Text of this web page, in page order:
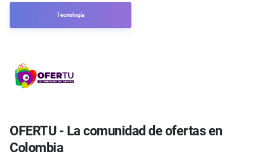
Tecnología
OFERTU - La comunidad de ofertas en
Colombia